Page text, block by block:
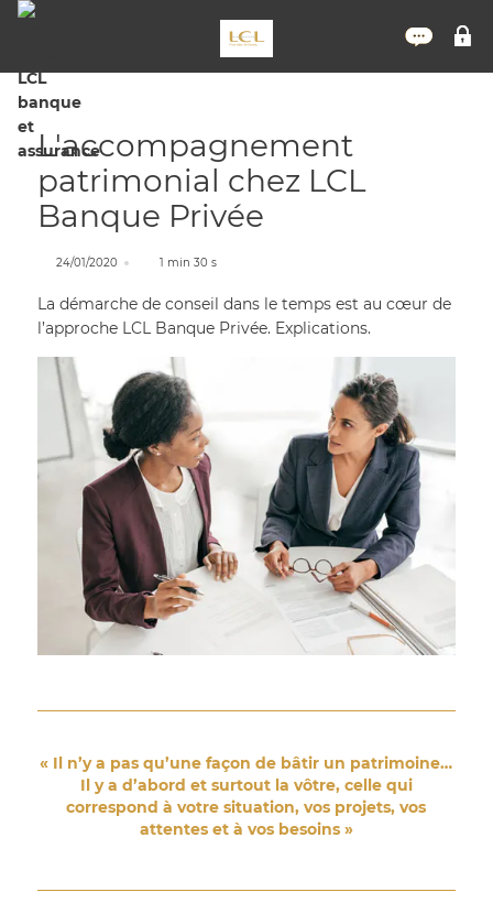
L'accompagnement
patrimonial chez LCL
Banque Privée
24/01/2020 1 min 30 s
La démarche de conseil dans le temps est au cœur de
l’approche LCL Banque Privée. Explications.
« Il n’y a pas qu’une façon de bâtir un patrimoine…
Il y a d’abord et surtout la vôtre, celle qui
correspond à votre situation, vos projets, vos
attentes et à vos besoins »